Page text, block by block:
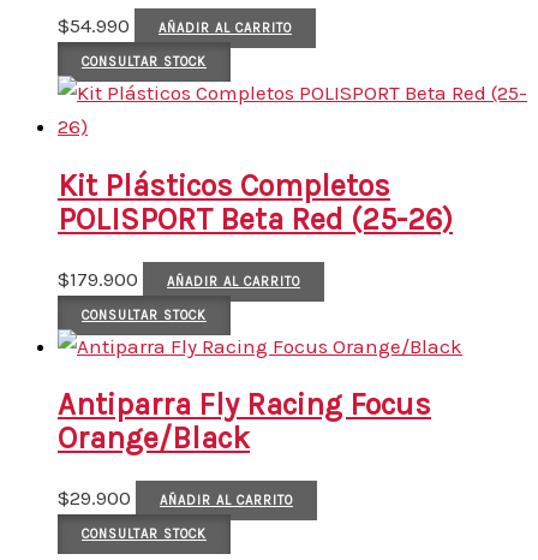
$54.990 AÑADIR AL CARRITO
CONSULTAR STOCK
Kit Plásticos Completos
POLISPORT Beta Red (25-26)
$179.900 AÑADIR AL CARRITO
CONSULTAR STOCK
Antiparra Fly Racing Focus
Orange/Black
$29.900 AÑADIR AL CARRITO
CONSULTAR STOCK